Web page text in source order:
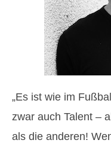
„Es ist wie im
zwar auch Talent –
als die anderen!